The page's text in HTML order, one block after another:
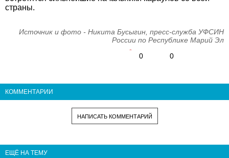
страны.
Источник и фото - Никита Бусыгин, пресс-служба УФСИН
России по Республике Марий Эл
0
0
КОММЕНТАРИИ
НАПИСАТЬ КОММЕНТАРИЙ
ЕЩЁ НА ТЕМУ